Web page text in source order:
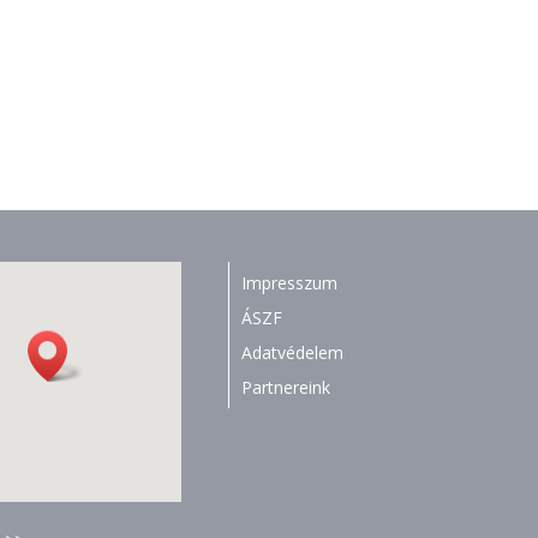
Impresszum
ÁSZF
Adatvédelem
Partnereink